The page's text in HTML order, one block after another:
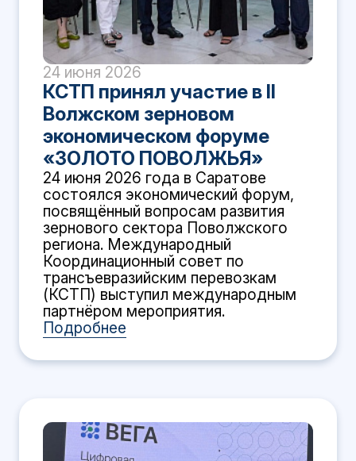
24 июня 2026
КСТП принял участие в II
Волжском зерновом
экономическом форуме
«ЗОЛОТО ПОВОЛЖЬЯ»
24 июня 2026 года в Саратове
состоялся экономический форум,
посвящённый вопросам развития
зернового сектора Поволжского
региона. Международный
Координационный совет по
трансъевразийским перевозкам
(КСТП) выступил международным
партнёром мероприятия.
Подробнее